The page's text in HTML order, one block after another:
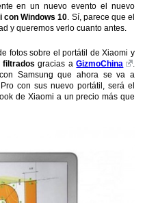
en un nuevo evento el nuevo
con Windows 10. Sí, parece que el
y queremos verlo cuanto antes.
fotos sobre el portátil de Xiaomi y
filtrados gracias aGizmoChina
.
Samsung que ahora se va a
con sus nuevo portátil, será el
de Xiaomi a un precio más que